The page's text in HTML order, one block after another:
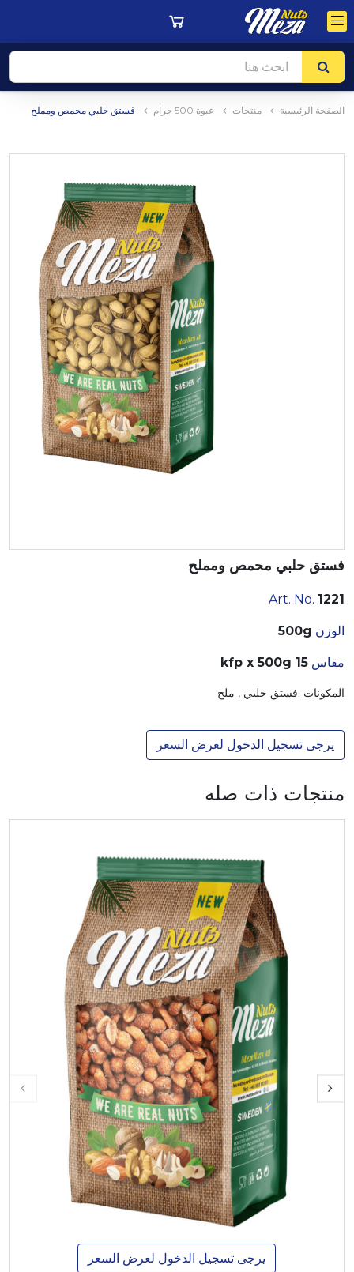
الصفحة الرئيسية منتجات عبوة 500 جرام فستق حلبي محمص ومملح
فستق حلبي محمص ومملح
Art. No. 1221
الوزن 500g
مقاس 15 kfp x 500g
المكونات :فستق حلبي , ملح
يرجى تسجيل الدخول لعرض السعر
منتجات ذات صله
يرجى تسجيل الدخول لعرض السعر